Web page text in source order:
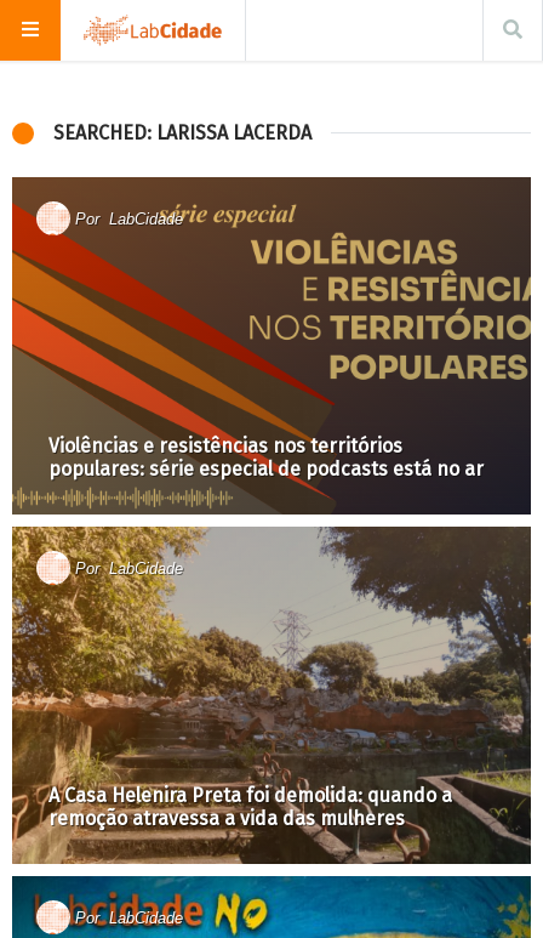
SEARCHED: LARISSA LACERDA
Por LabCidade
Violências e resistências nos territórios
populares: série especial de podcasts está no ar
PorLabCidade
A Casa Helenira Preta foi demolida: quando a
remoção atravessa a vida das mulheres
PorLabCidade